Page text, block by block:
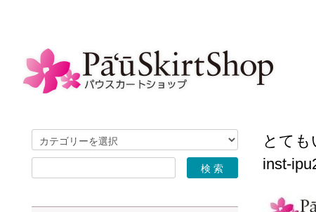
とて
inst-